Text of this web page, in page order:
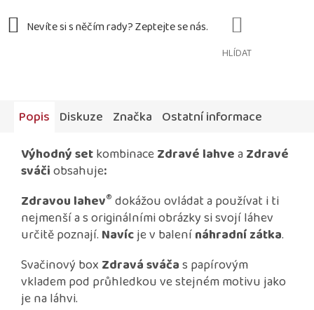
HLÍDAT
Popis Diskuze Značka Ostatní informace
Výhodný setkombinace Zdravé lahveaZdravé
sváčiobsahuje:
Zdravou lahev® dokážou ovládat a používat i ti
nejmenší a s originálními obrázky si svojí láhev
určitě poznají. Navícje v balenínáhradní zátka.
Svačinový box Zdravá sváčas papírovým
vkladem pod průhledkou ve stejném motivu jako
je na láhvi.